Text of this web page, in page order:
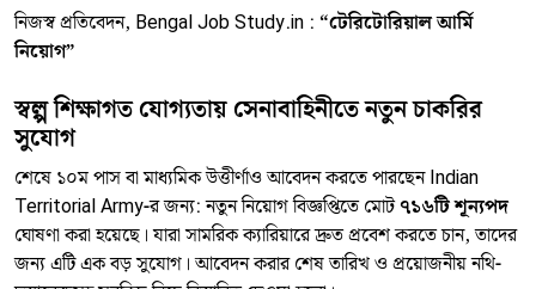
নিজস্ব প্রতিবেদন, Bengal Job Study.in : “টেরিটোরিয়াল আর্মি
নিয়োগ”
স্বল্প শিক্ষাগত যোগ্যতায় সেনাবাহিনীতে নতুন চাকরির
সুযোগ
শেষে ১০ম পাস বা মাধ্যমিক উত্তীর্ণাও আবেদন করতে পারছেন Indian
Territorial Army-র জন্য: নতুন নিয়োগ বিজ্ঞপ্তিতে মোট৭১৬টি শূন্যপদ
ঘোষণা করা হয়েছে। যারা সামরিক ক্যারিয়ারে দ্রুত প্রবেশ করতে চান, তাদের
জন্য এটি এক বড় সুযোগ। আবেদন করার শেষ তারিখ ও প্রয়োজনীয় নথি-